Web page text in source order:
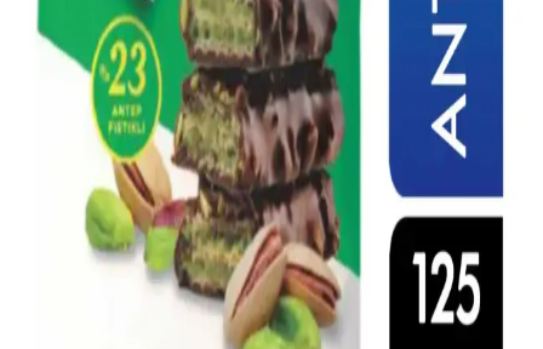
Medjool hurması, doğal tatlılığı ve yumuşak dokusuyla tatlı ve tuzlu
tariflerde kullanılabilir. Çekirdeği çıkarılarak doldurulabilir,
pişirilebilir veya şurup haline getirilerek doğal tatlandırıcı olarak
değerlendirilebilir.
Evde Kolay Hazırlanan Gıda Ürünleri ile Tasarruf
ve Sağlıklı Beslenme Yöntemleri
Evde ekmek, yoğurt, çorba ve tatlı gibi temel gıdaların hazırlanması,
maliyetleri düşürürken sağlıklı beslenmeyi destekler. Pratik
yöntemlerle zaman ve bütçe tasarrufu sağlanabilir.
Konak Şekerleme ve Tatlı Sektöründe Tüketici
Tercihleri ve Piyasa Analizi